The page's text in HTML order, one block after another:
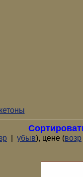
убыв), цене (возр